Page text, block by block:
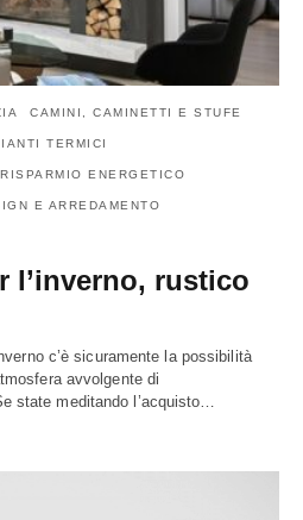
CAMINI, CAMINETTI E STUFE
TERMICI
ENERGETICO
E ARREDAMENTO
l’inverno, rustico
c’è sicuramente la possibilità
avvolgente di
state meditando l’acquisto…